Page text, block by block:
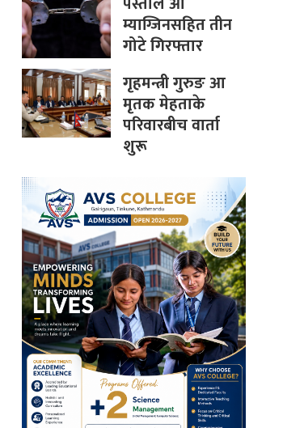
म्याग्जिनसहित तीन
गोटे गिरफ्तार
गृहमन्त्री गुरुङ आ
मृतक मेहताके
परिवारबीच वार्ता
शुरू